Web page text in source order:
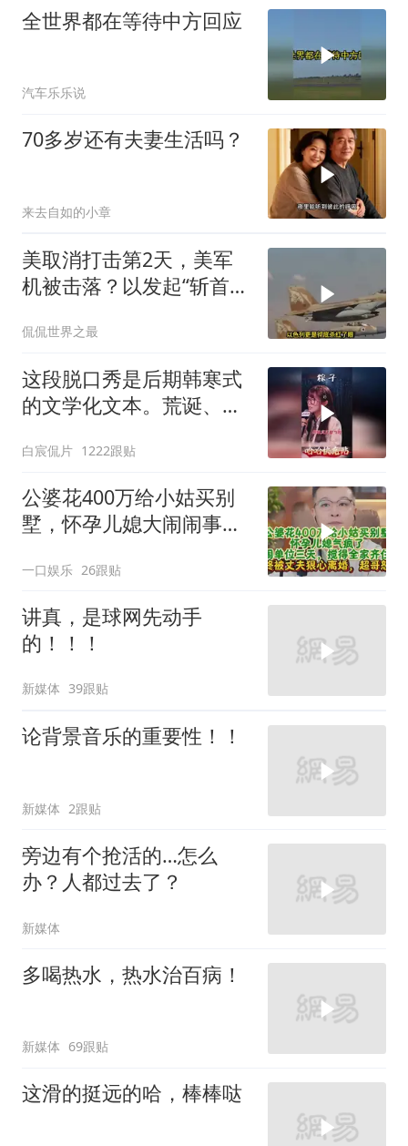
全世界都在等待中方回应
汽车乐乐说
70多岁还有夫妻生活吗？
来去自如的小章
美取消打击第2天，美军
机被击落？以发起“斩首行
侃侃世界之最
这段脱口秀是后期韩寒式
的文学化文本。荒诞、激
白宸侃片 1222跟贴
公婆花400万给小姑买别
墅，怀孕儿媳大闹闹事，
一口娱乐 26跟贴
讲真，是球网先动手
的！！！
新媒体 39跟贴
论背景音乐的重要性！！
新媒体 2跟贴
旁边有个抢活的…怎么
办？人都过去了？
新媒体
多喝热水，热水治百病！
新媒体 69跟贴
这滑的挺远的哈，棒棒哒